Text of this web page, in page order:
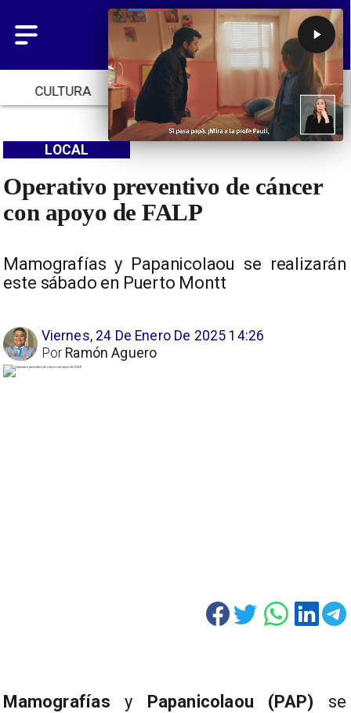
CULTURA TENDENCIAS INICIO
Operativo preventivo de cáncer
con apoyo de FALP
Mamografías y Papanicolaou se realizarán
este sábado en Puerto Montt
LOCAL
Viernes, 24 De Enero De 2025 14:26
Ramón Aguero
Por
Mamografías y Papanicolaou (PAP) se